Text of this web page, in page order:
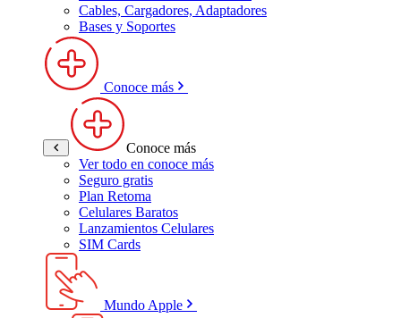
Cables, Cargadores, Adaptadores
Bases y Soportes
Conoce más
Conoce más
Ver todo en conoce más
Seguro gratis
Plan Retoma
Celulares Baratos
Lanzamientos Celulares
SIM Cards
Mundo Apple